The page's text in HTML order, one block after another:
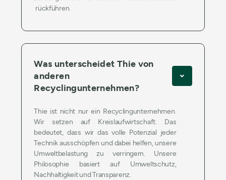
rückführen.
Was unterscheidet Thie von
anderen
Recyclingunternehmen?
Thie ist nicht nur ein Recyclingunternehmen.
Wir setzen auf Kreislaufwirtschaft. Das
bedeutet, dass wir das volle Potenzial jeder
Technik ausschöpfen und dabei helfen, unsere
Umweltbelastung zu verringern. Unsere
Philosophie basiert auf Umweltschutz,
Nachhaltigkeit und Transparenz.